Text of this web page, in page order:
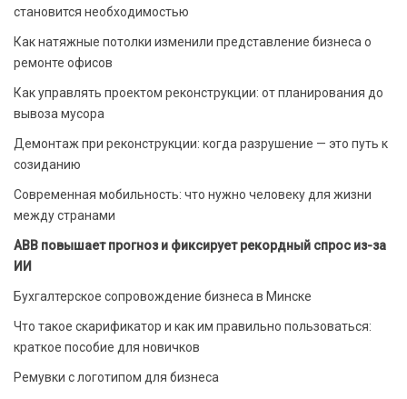
становится необходимостью
Как натяжные потолки изменили представление бизнеса о
ремонте офисов
Как управлять проектом реконструкции: от планирования до
вывоза мусора
Демонтаж при реконструкции: когда разрушение — это путь к
созиданию
Современная мобильность: что нужно человеку для жизни
между странами
ABB повышает прогноз и фиксирует рекордный спрос из-за
ИИ
Бухгалтерское сопровождение бизнеса в Минске
Что такое скарификатор и как им правильно пользоваться:
краткое пособие для новичков
Ремувки с логотипом для бизнеса